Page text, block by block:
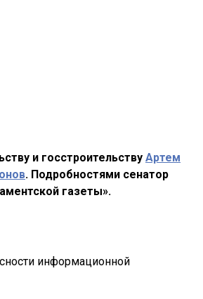
и госстроительству Артем
. Подробностями сенатор
газеты».
информационной